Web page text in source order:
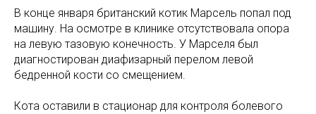
В конце января британский котик Марсель попал под
машину. На осмотре в клинике отсутствовала опора
на левую тазовую конечность. У Марселя был
диагностирован диафизарный перелом левой
бедренной кости со смещением.
Кота оставили в стационар для контроля болевого